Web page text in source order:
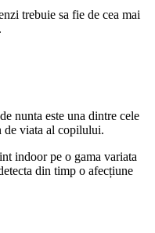
trebuie sa fie de cea mai
nunta este una dintre cele
de viata al copilului.
indoor pe o gama variata
din timp o afecțiune